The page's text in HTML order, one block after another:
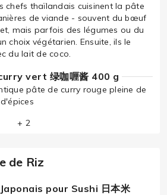
chefs thaïlandais cuisinent la pâte
de viande - souvent du bœuf
mais parfois des légumes ou du
choix végétarien. Ensuite, ils le
du lait de coco.
vert 绿咖喱酱 400 g
pâte de curry rouge pleine de
+ 2
de Riz
pour Sushi 日本米